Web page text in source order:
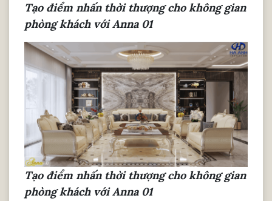
Tạo điểm nhấn thời thượng cho không gian
phòng khách với Anna 01
Tạo điểm nhấn thời thượng cho không gian
phòng khách với Anna 01